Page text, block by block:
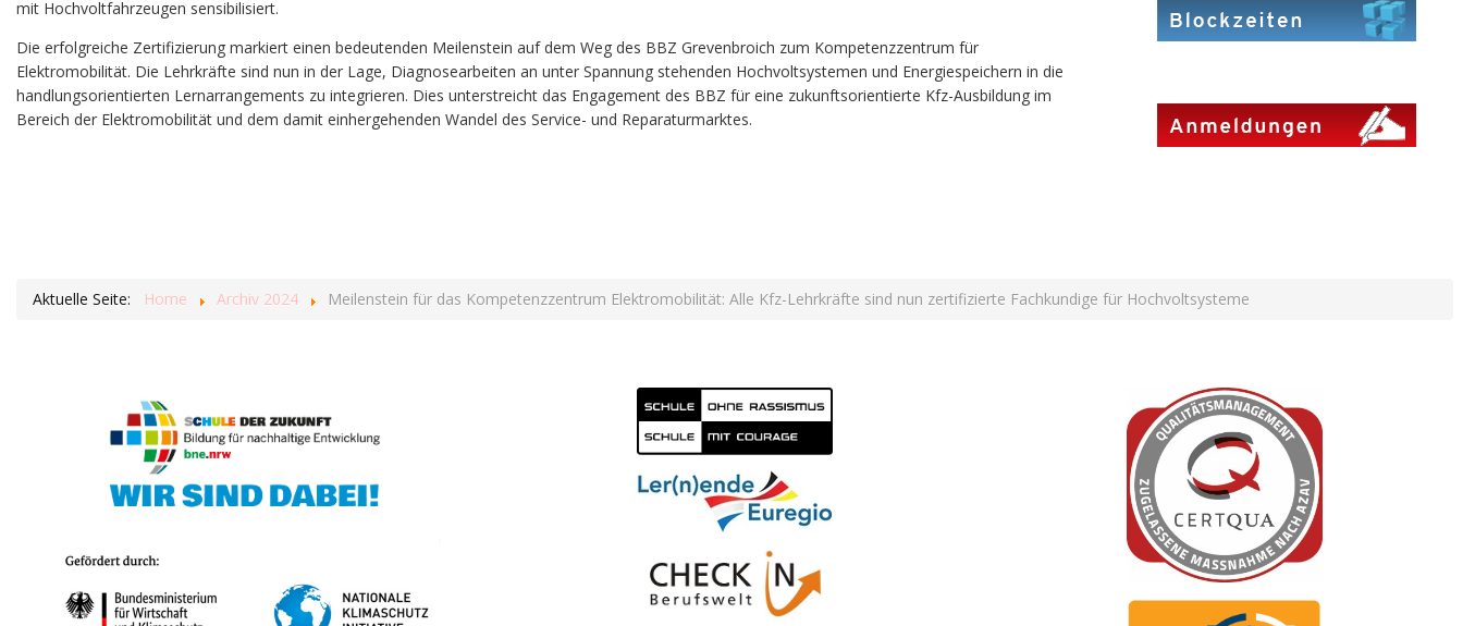
mit Hochvoltfahrzeugen sensibilisiert.
Die erfolgreiche Zertifizierung markiert einen bedeutenden Meilenstein auf dem Weg des BBZ Grevenbroich zum Kompetenzzentrum für
Elektromobilität. Die Lehrkräfte sind nun in der Lage, Diagnosearbeiten an unter Spannung stehenden Hochvoltsystemen und Energiespeichern in die
handlungsorientierten Lernarrangements zu integrieren. Dies unterstreicht das Engagement des BBZ für eine zukunftsorientierte Kfz-Ausbildung im
Bereich der Elektromobilität und dem damit einhergehenden Wandel des Service- und Reparaturmarktes.
Aktuelle Seite: Home Archiv 2024 Meilenstein für das Kompetenzzentrum Elektromobilität: Alle Kfz-Lehrkräfte sind nun zertifizierte Fachkundige für Hochvoltsysteme